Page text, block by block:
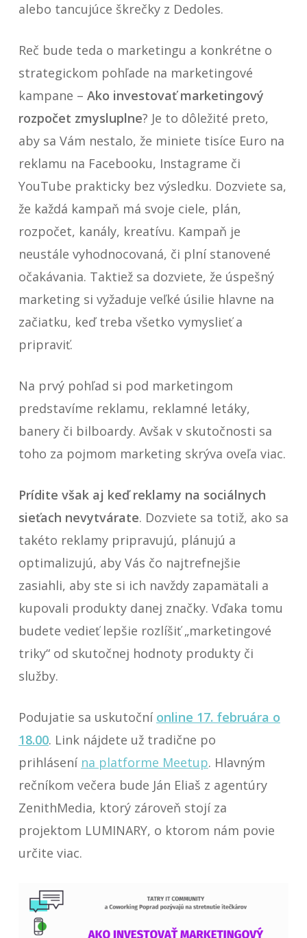
alebo tancujúce škrečky z Dedoles.
Reč bude teda o marketingu a konkrétne o
strategickom pohľade na marketingové
kampane – Ako investovať marketingový
rozpočet zmysluplne? Je to dôležité preto,
aby sa Vám nestalo, že miniete tisíce Euro na
reklamu na Facebooku, Instagrame či
YouTube prakticky bez výsledku. Dozviete sa,
že každá kampaň má svoje ciele, plán,
rozpočet, kanály, kreatívu. Kampaň je
neustále vyhodnocovaná, či plní stanovené
očakávania. Taktiež sa dozviete, že úspešný
marketing si vyžaduje veľké úsilie hlavne na
začiatku, keď treba všetko vymyslieť a
pripraviť.
Na prvý pohľad si pod marketingom
predstavíme reklamu, reklamné letáky,
banery či bilboardy. Avšak v skutočnosti sa
toho za pojmom marketing skrýva oveľa viac.
Prídite však aj keď reklamy na sociálnych
sieťach nevytvárate. Dozviete sa totiž, ako sa
takéto reklamy pripravujú, plánujú a
optimalizujú, aby Vás čo najtrefnejšie
zasiahli, aby ste si ich navždy zapamätali a
kupovali produkty danej značky. Vďaka tomu
budete vedieť lepšie rozlíšiť „marketingové
triky“ od skutočnej hodnoty produkty či
služby.
Podujatie sa uskutoční online 17. februára o
18.00. Link nájdete už tradične po
prihlásení na platforme Meetup. Hlavným
rečníkom večera bude Ján Eliaš z agentúry
ZenithMedia, ktorý zároveň stojí za
projektom LUMINARY, o ktorom nám povie
určite viac.